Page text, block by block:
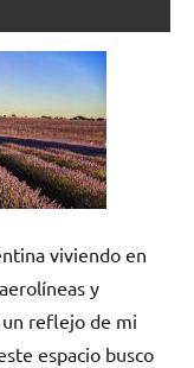
viviendo en
y
reflejo de mi
espacio busco